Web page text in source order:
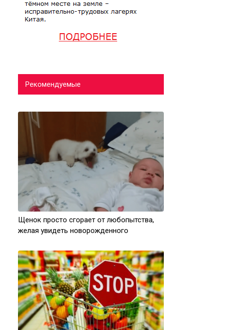
Рекомендуемые
Щенок просто сгорает от любопытства,
желая увидеть новорожденного